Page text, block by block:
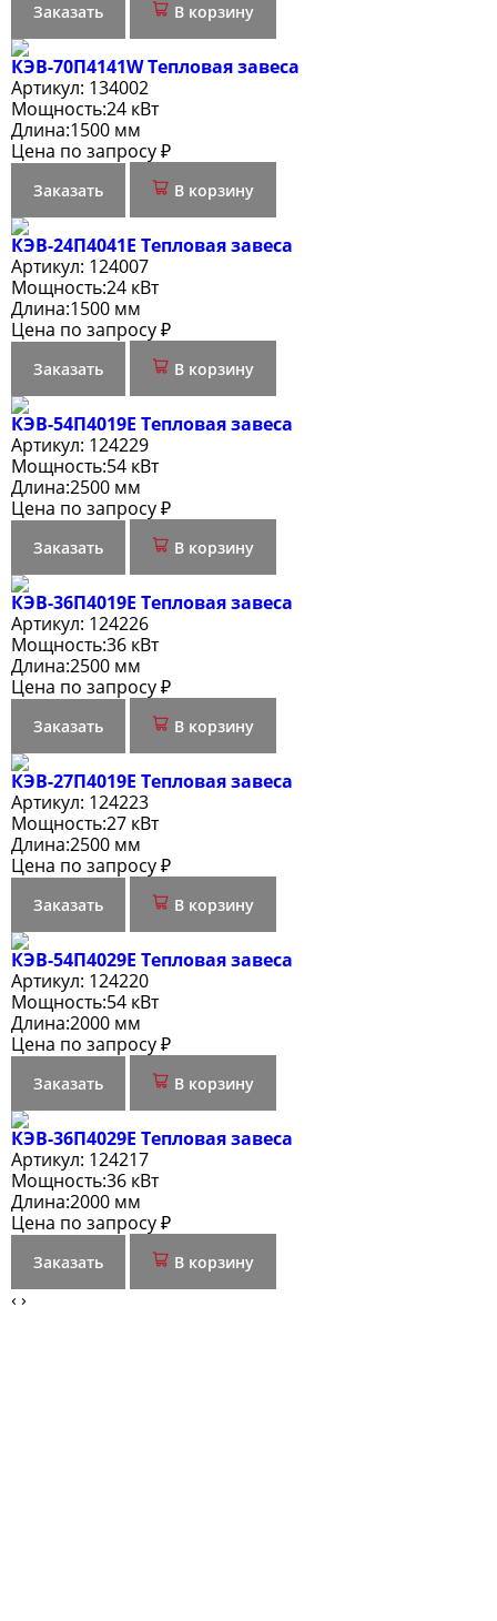
Заказать В корзину
КЭВ-70П4141W Тепловая завеса
Артикул: 134002
Мощность:24 кВт
Длина:1500 мм
Цена по запросу ₽
Заказать В корзину
КЭВ-24П4041E Тепловая завеса
Артикул: 124007
Мощность:24 кВт
Длина:1500 мм
Цена по запросу ₽
Заказать В корзину
КЭВ-54П4019Е Тепловая завеса
Артикул: 124229
Мощность:54 кВт
Длина:2500 мм
Цена по запросу ₽
Заказать В корзину
КЭВ-36П4019Е Тепловая завеса
Артикул: 124226
Мощность:36 кВт
Длина:2500 мм
Цена по запросу ₽
Заказать В корзину
КЭВ-27П4019Е Тепловая завеса
Артикул: 124223
Мощность:27 кВт
Длина:2500 мм
Цена по запросу ₽
Заказать В корзину
КЭВ-54П4029Е Тепловая завеса
Артикул: 124220
Мощность:54 кВт
Длина:2000 мм
Цена по запросу ₽
Заказать В корзину
КЭВ-36П4029Е Тепловая завеса
Артикул: 124217
Мощность:36 кВт
Длина:2000 мм
Цена по запросу ₽
Заказать В корзину
‹ ›